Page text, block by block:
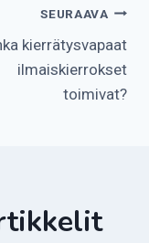
SEURAAVA
kierrätysvapaat
ilmaiskierrokset
toimivat?